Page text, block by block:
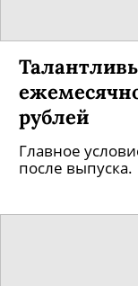
рублей
Главное
после выпуска.